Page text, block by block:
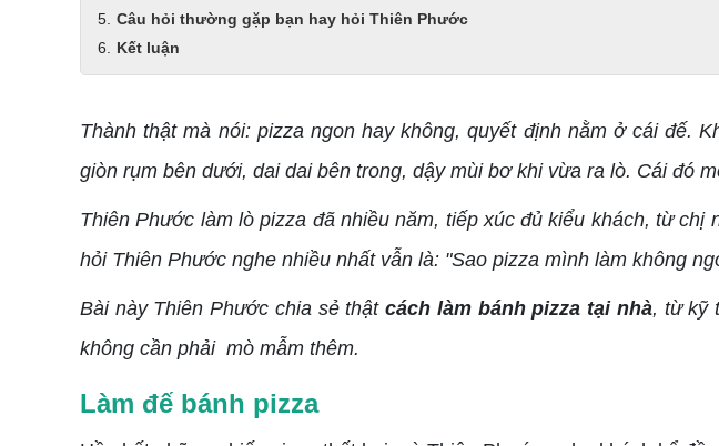
Câu hỏi thường gặp bạn hay hỏi Thiên Phước
Kết luận
Thành thật mà nói: pizza ngon hay không, quyết định nằm ở cái đế.
giòn rụm bên dưới, dai dai bên trong, dậy mùi bơ khi vừa ra lò. Cái đó
Thiên Phước làm lò pizza đã nhiều năm, tiếp xúc đủ kiểu khách, từ
hỏi Thiên Phước nghe nhiều nhất vẫn là: "Sao pizza mình làm không
Bài này Thiên Phước chia sẻ thậtcách làm bánh pizza tại nhà, từ kỹ
không cần phải mò mẫm thêm.
Làm đế bánh pizza